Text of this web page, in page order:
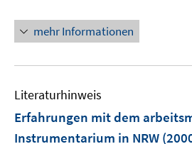
ö
f
n
e
mehr Informationen
Literaturhinweis
Erfahrungen mit dem
Instrumentarium in NRW